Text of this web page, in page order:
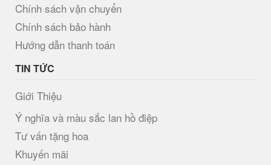
Chính sách vận chuyển
Chính sách bảo hành
Hướng dẫn thanh toán
TIN TỨC
Giới Thiệu
Ý nghĩa và màu sắc lan hồ điệp
Tư vấn tặng hoa
Khuyến mãi